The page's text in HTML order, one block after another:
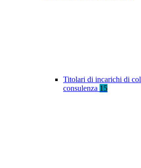
Titolari di incarichi di
consulenza 15